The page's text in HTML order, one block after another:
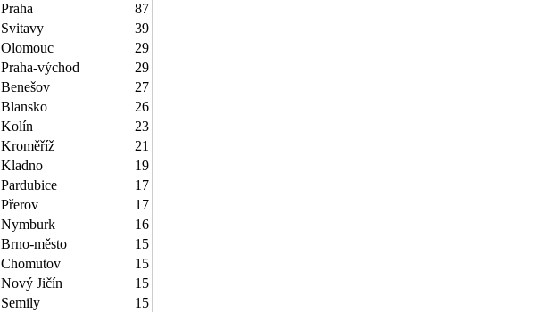
Praha
87
Svitavy
39
Olomouc
29
Praha-východ
29
Benešov
27
Blansko
26
Kolín
23
Kroměříž
21
Kladno
19
Pardubice
17
Přerov
17
Nymburk
16
Brno-město
15
Chomutov
15
Nový Jičín
15
Semily
15